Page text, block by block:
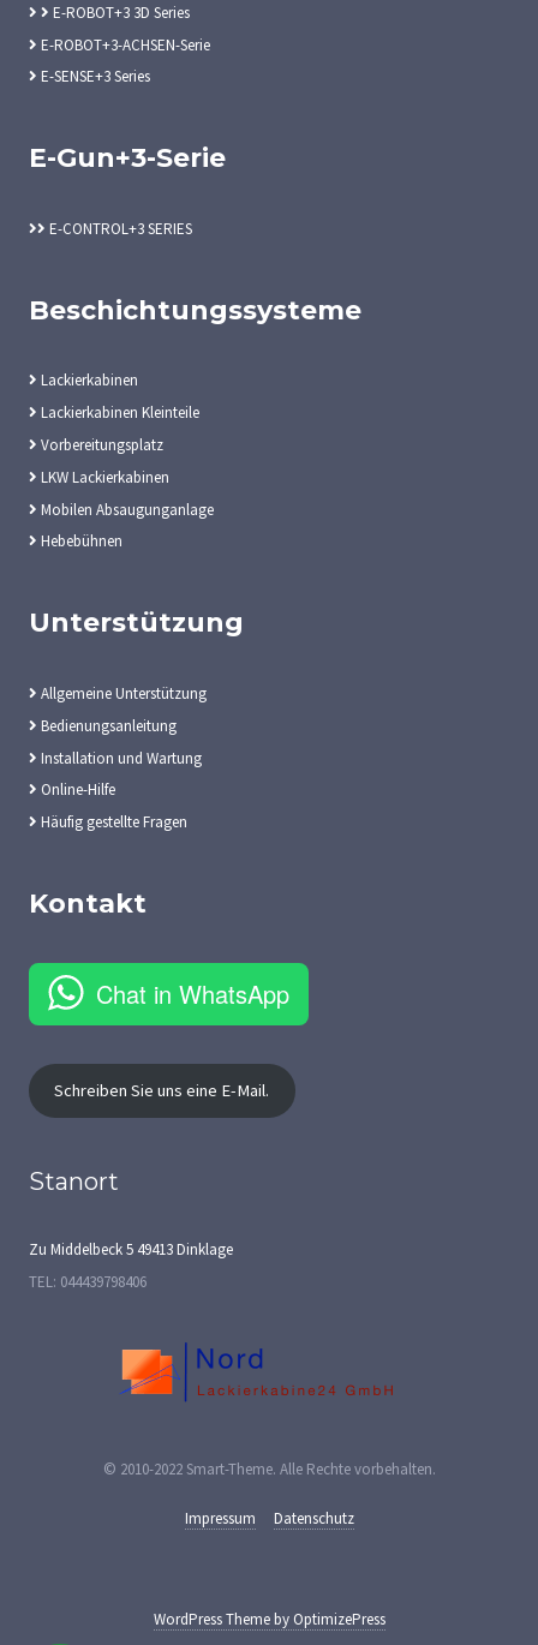
E-ROBOT+3 3D Series
E-ROBOT+3-ACHSEN-Serie
E-SENSE+3 Series
E-Gun+3-Serie
E-CONTROL+3 SERIES
Beschichtungssysteme
Lackierkabinen
Lackierkabinen Kleinteile
Vorbereitungsplatz
LKW Lackierkabinen
Mobilen Absaugunganlage
Hebebühnen
Unterstützung
Allgemeine Unterstützung
Bedienungsanleitung
Installation und Wartung
Online-Hilfe
Häufig gestellte Fragen
Kontakt
Chat in WhatsApp
Schreiben Sie uns eine E-Mail.
Stanort
Zu Middelbeck 5 49413 Dinklage
TEL: 044439798406
© 2010-2022 Smart-Theme. Alle Rechte vorbehalten.
Impressum Datenschutz
WordPress Theme by OptimizePress